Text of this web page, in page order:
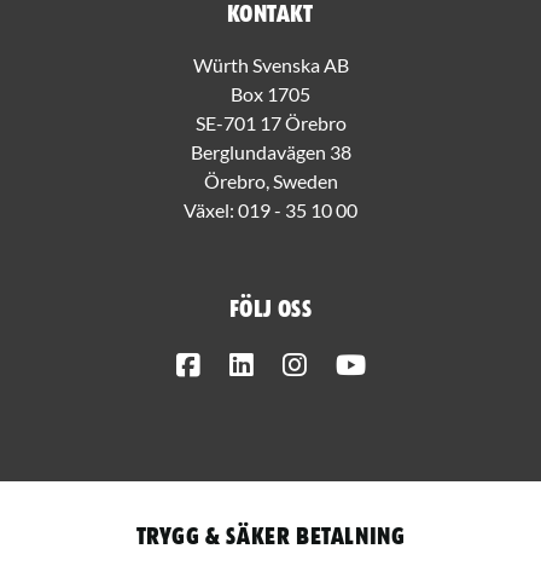
Kontakt
Würth Svenska AB
Box 1705
SE-701 17 Örebro
Berglundavägen 38
Örebro, Sweden
Växel: 019 - 35 10 00
Följ oss
FacebookLinkedInInstagram
Trygg & säker betalning